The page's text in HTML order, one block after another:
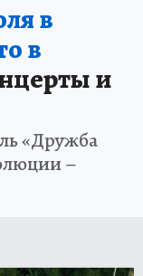
в
в
и
«Дружба
–